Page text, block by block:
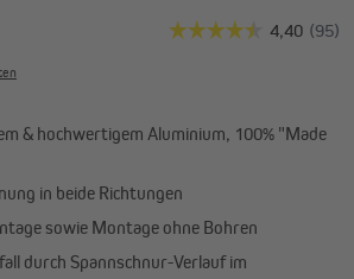
& hochwertigem Aluminium, 100% "Made
in beide Richtungen
sowie Montage ohne Bohren
durch Spannschnur-Verlauf im